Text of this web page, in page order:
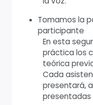
Tomamos la
participante
En esta
práctica los
teórica
Cada
presentará,